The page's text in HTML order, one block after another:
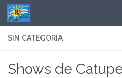
Saltar al contenido
SIN CATEGORÍA
Shows de